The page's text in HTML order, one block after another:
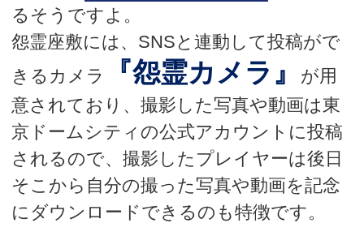
るそうですよ。
怨霊座敷には、SNSと連動して投稿がで
きるカメラ
『怨霊カメラ』
が用
意されており、撮影した写真や動画は東
京ドームシティの公式アカウントに投稿
されるので、撮影したプレイヤーは後日
そこから自分の撮った写真や動画を記念
にダウンロードできるのも特徴です。